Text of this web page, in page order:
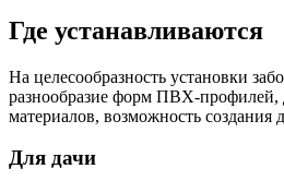
Где устанавливаются
На целесообразность установки
разнообразие форм ПВХ-
материалов, возможность создания
Для дачи